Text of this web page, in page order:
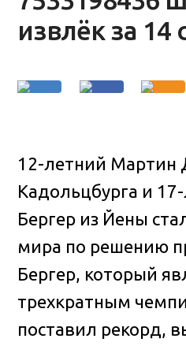
извлёк за 14
12-летний Мартин
Кадольцбурга и
Бергер из Йены
мира по решению
Бергер, который
трехкратным
поставил рекорд,